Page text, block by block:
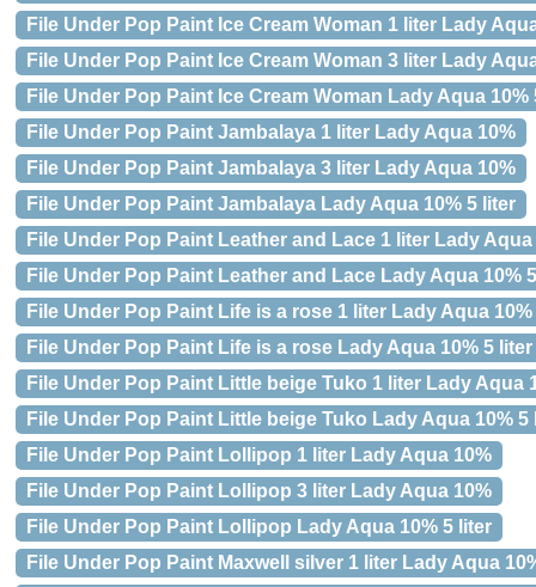
File Under Pop Paint Ice Cream Woman 1 liter Lady
File Under Pop Paint Ice Cream Woman 3 liter Lady
File Under Pop Paint Ice Cream Woman Lady Aqua 10%
File Under Pop Paint Jambalaya 1 liter Lady Aqua 10%
File Under Pop Paint Jambalaya 3 liter Lady Aqua 10%
File Under Pop Paint Jambalaya Lady Aqua 10% 5 liter
File Under Pop Paint Leather and Lace 1 liter Lady Aqua
File Under Pop Paint Leather and Lace Lady Aqua 10%
File Under Pop Paint Life is a rose 1 liter Lady Aqua 10%
File Under Pop Paint Life is a rose Lady Aqua 10% 5 liter
File Under Pop Paint Little beige Tuko 1 liter Lady Aqua
File Under Pop Paint Little beige Tuko Lady Aqua 10% 5
File Under Pop Paint Lollipop 1 liter Lady Aqua 10%
File Under Pop Paint Lollipop 3 liter Lady Aqua 10%
File Under Pop Paint Lollipop Lady Aqua 10% 5 liter
File Under Pop Paint Maxwell silver 1 liter Lady Aqua